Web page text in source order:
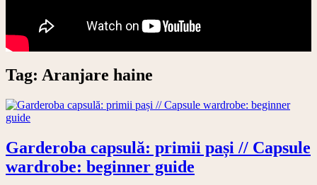
Tag: Aranjare haine
Garderoba capsulă: primii pași // Capsule
wardrobe: beginner guide